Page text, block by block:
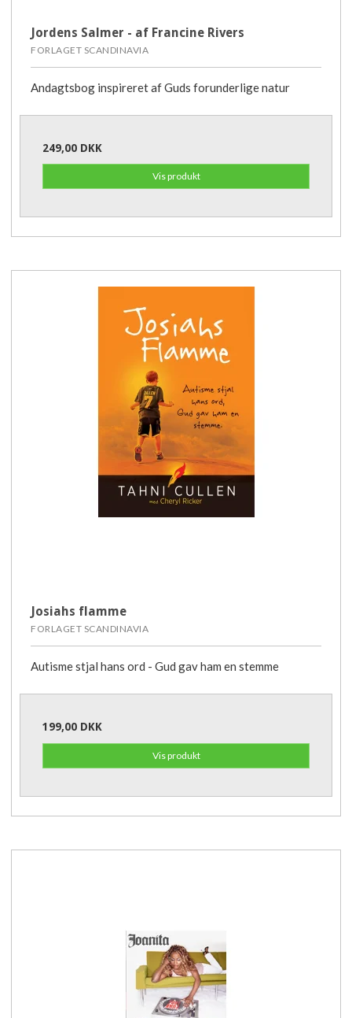
Jordens Salmer - af Francine Rivers
FORLAGET SCANDINAVIA
Andagtsbog inspireret af Guds forunderlige natur
249,00 DKK
Vis produkt
Josiahs flamme
FORLAGET SCANDINAVIA
Autisme stjal hans ord - Gud gav ham en stemme
199,00 DKK
Vis produkt